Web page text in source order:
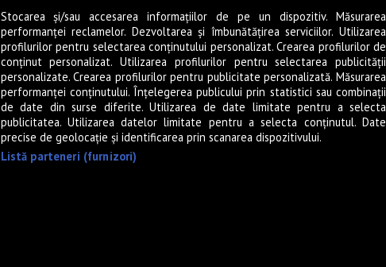
Baia Mare
Satu Mare
Sfântu Gheorghe
Deva
Focșani
Tulcea
Târgu Jiu
Alexandria
Botoșani
Buzău Vaslui
Reșița
Târgoviște
Drobeta-Turnu Severin
Călărași
Giurgiu
Slatina
Stocarea și/sau accesarea informațiilor de pe un dispozitiv. Măsurarea
performanței reclamelor. Dezvoltarea și îmbunătățirea serviciilor. Utilizarea
profilurilor pentru selectarea conținutului personalizat. Crearea profilurilor de
conținut personalizat. Utilizarea profilurilor pentru selectarea publicității
personalizate. Crearea profilurilor pentru publicitate personalizată. Măsurarea
performanței conținutului. Înțelegerea publicului prin statistici sau combinații
de date din surse diferite. Utilizarea de date limitate pentru a selecta
publicitatea. Utilizarea datelor limitate pentru a selecta conținutul. Date
precise de geolocație și identificarea prin scanarea dispozitivului.
Listă parteneri (furnizori)